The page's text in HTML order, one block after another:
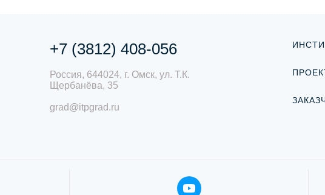
+7 (3812) 408-056
Россия, 644024, г. Омск, ул. Т.К.
Щербанёва, 35
grad@itpgrad.ru